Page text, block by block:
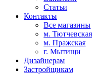
Статьи
Контакты
Все магазины
м. Тютчевская
м. Пражская
г. Мытищи
Дизайнерам
Застройщикам